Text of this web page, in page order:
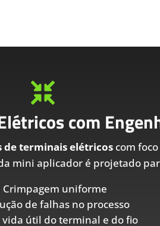

com
de terminais elétricoscom
mini aplicador é projetado
Crimpagem uniforme
de falhas no processo
vida útil do terminal e do fio